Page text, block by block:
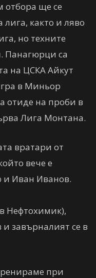
отбора ще се
както и ляво
но техните
Панагюрци са
на ЦСКА Айкут
в Миньор
отиде на проби в
Лига Монтана.
вратари от
вече е
и Иван Иванов.
Нефтохимик),
завърналият се в
при